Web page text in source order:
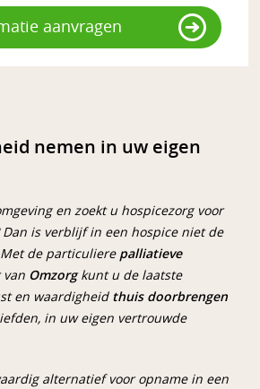
aanvragen
nemen in uw eigen
en zoekt u hospicezorg voor
Dan is verblijf in een hospice niet de
de particuliere palliatieve
van Omzorgkunt u de laatste
en waardigheid thuis doorbrengen
in uw eigen vertrouwde
alternatief voor opname in een